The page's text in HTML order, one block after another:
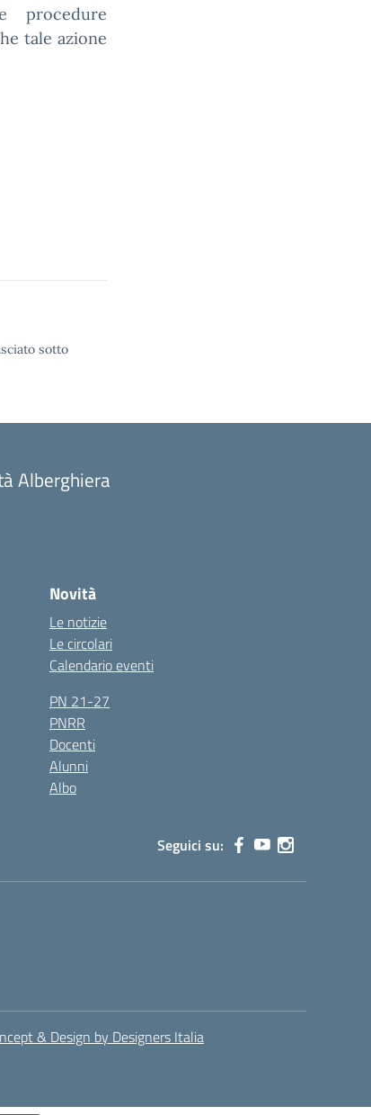
procedure
tale azione
sotto
Alberghiera
Novità
Le notizie
Le circolari
Calendario eventi
PN 21-27
PNRR
Docenti
Alunni
Albo
Seguici su:
& Design by Designers Italia